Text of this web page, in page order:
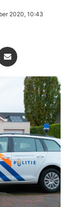
2020, 10:43